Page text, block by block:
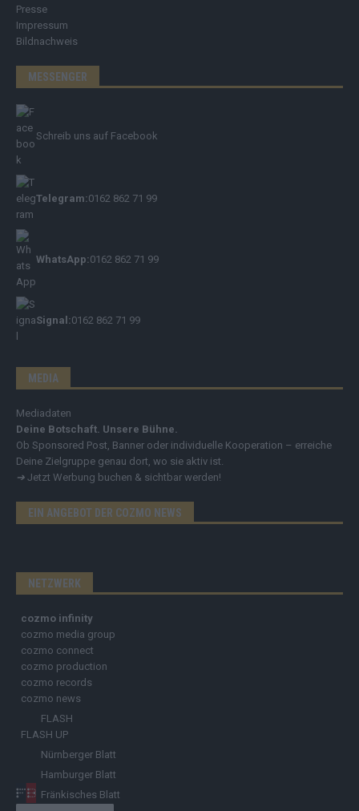
Presse
Impressum
Bildnachweis
MESSENGER
Schreib uns auf Facebook
Telegram:0162 862 71 99
WhatsApp:0162 862 71 99
Signal:0162 862 71 99
MEDIA
Mediadaten
Deine Botschaft. Unsere Bühne.
Ob Sponsored Post, Banner oder individuelle Kooperation – erreiche
Deine Zielgruppe genau dort, wo sie aktiv ist.
➔ Jetzt Werbung buchen & sichtbar werden!
EIN ANGEBOT DER COZMO NEWS
NETZWERK
cozmo infinity
cozmo media group
cozmo connect
cozmo production
cozmo records
cozmo news
FLASH
FLASH UP
Nürnberger Blatt
Hamburger Blatt
Fränkisches Blatt